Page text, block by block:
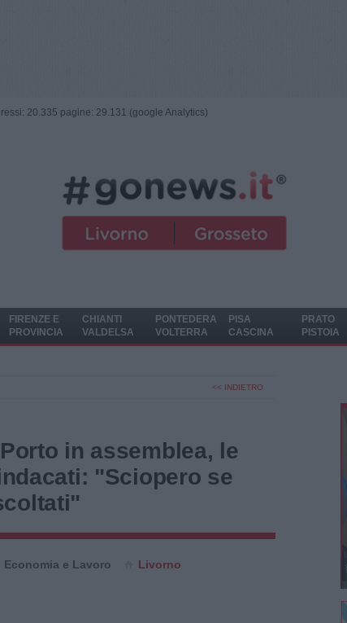
20.335 pagine: 29.131 (google Analytics)
FIRENZE E
PROVINCIA
CHIANTI
VALDELSA
PONTEDERA
VOLTERRA
PISA
CASCINA
PRATO
PISTOIA
<< INDIETRO
in assemblea, le
"Sciopero se
Economia e Lavoro Livorno